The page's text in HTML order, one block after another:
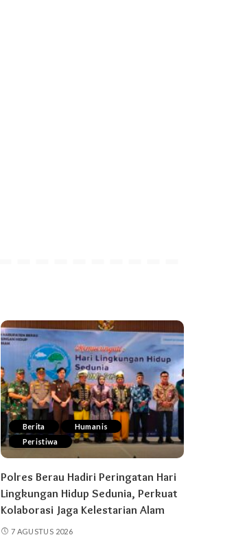
Berita
Humanis
Peristiwa
Polres Berau Hadiri Peringatan Hari
Lingkungan Hidup Sedunia, Perkuat
Kolaborasi Jaga Kelestarian Alam
7 AGUSTUS 2026